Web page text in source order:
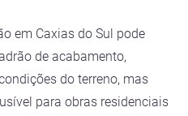
em Caxias do Sul pode
de acabamento,
do terreno, mas
para obras residenciais